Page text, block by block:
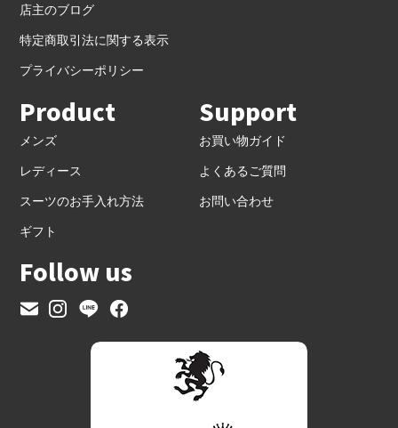
店主のブログ
特定商取引法に関する表示
プライバシーポリシー
Product
メンズ
レディース
スーツのお手入れ方法
ギフト
Support
お買い物ガイド
よくあるご質問
お問い合わせ
Follow us